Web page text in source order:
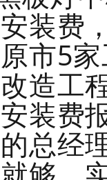
装费
市5
造工
装费
总经